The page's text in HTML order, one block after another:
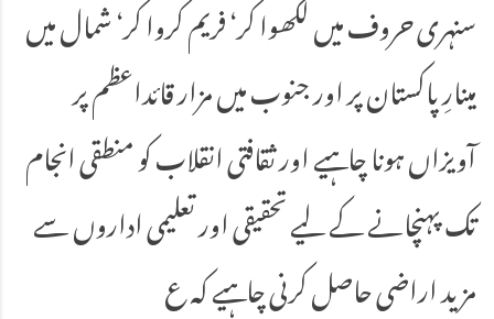
سنہری حروف میں لکھوا کر‘ فریم کروا کر‘ شمال میں
مینارِ پاکستان پر اور جنوب میں مزار قائداعظم پر
آویزاں ہونا چاہیے اور ثقافتی انقلاب کو منطقی انجام
تک پہنچانے کے لیے تحقیقی اور تعلیمی اداروں سے
مزید اراضی حاصل کرنی چاہیے کہ ع